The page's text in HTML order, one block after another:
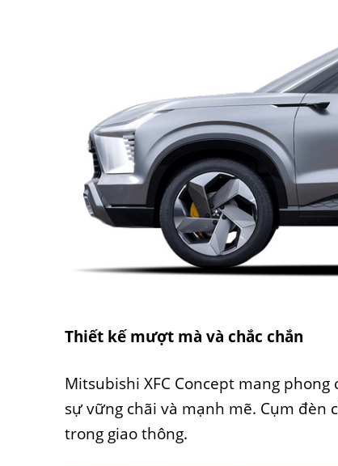
Thiết kế mượt mà và chắc chắn
Mitsubishi XFC Concept mang
sự vững chãi và mạnh mẽ. Cụm
trong giao thông.